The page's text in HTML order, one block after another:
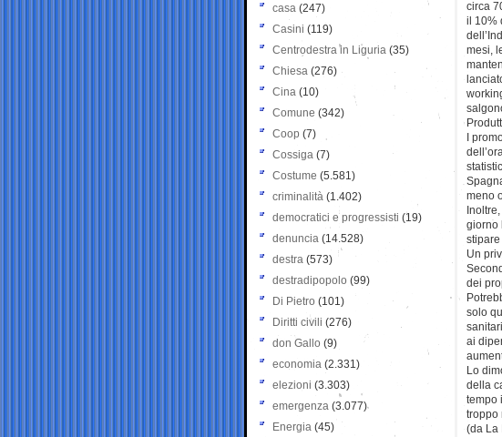
circa
il 10%
mesi,
I
meno
giorno
Un
dei
solo
ai
Lo
della
tempo
troppo
(da La
casa (247)
Casini (119)
Centrodestra in Liguria (35)
Chiesa (276)
Cina (10)
Comune (342)
Coop (7)
Cossiga (7)
Costume (5.581)
criminalità (1.402)
democratici e progressisti (19)
denuncia (14.528)
destra (573)
destradipopolo (99)
Di Pietro (101)
Diritti civili (276)
don Gallo (9)
economia (2.331)
elezioni (3.303)
emergenza (3.077)
Energia (45)